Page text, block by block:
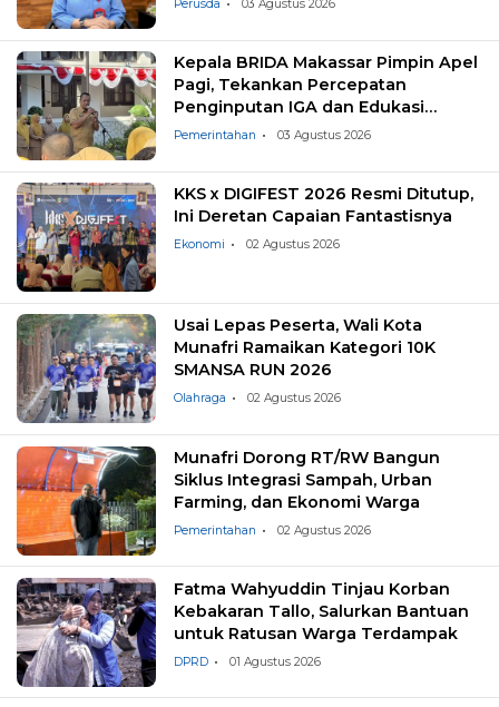
Perusda 03 Agustus 2026
Kepala BRIDA Makassar Pimpin Apel
Pagi, Tekankan Percepatan
Penginputan IGA dan Edukasi
Pemilahan Sampah
Pemerintahan 03 Agustus 2026
KKS x DIGIFEST 2026 Resmi Ditutup,
Ini Deretan Capaian Fantastisnya
Ekonomi 02 Agustus 2026
Usai Lepas Peserta, Wali Kota
Munafri Ramaikan Kategori 10K
SMANSA RUN 2026
Olahraga 02 Agustus 2026
Munafri Dorong RT/RW Bangun
Siklus Integrasi Sampah, Urban
Farming, dan Ekonomi Warga
Pemerintahan 02 Agustus 2026
Fatma Wahyuddin Tinjau Korban
Kebakaran Tallo, Salurkan Bantuan
untuk Ratusan Warga Terdampak
DPRD 01 Agustus 2026